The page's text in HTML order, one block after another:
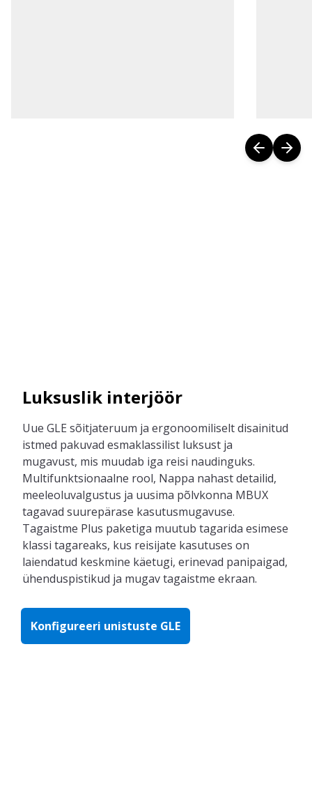
Luksuslik interjöör
Uue GLE sõitjateruum ja ergonoomiliselt disainitud
istmed pakuvad esmaklassilist luksust ja
mugavust, mis muudab iga reisi naudinguks.
Multifunktsionaalne rool, Nappa nahast detailid,
meeleoluvalgustus ja uusima põlvkonna MBUX
tagavad suurepärase kasutusmugavuse.
Tagaistme Plus paketiga muutub tagarida esimese
klassi tagareaks, kus reisijate kasutuses on
laiendatud keskmine käetugi, erinevad panipaigad,
ühenduspistikud ja mugav tagaistme ekraan.
Konfigureeri unistuste GLE